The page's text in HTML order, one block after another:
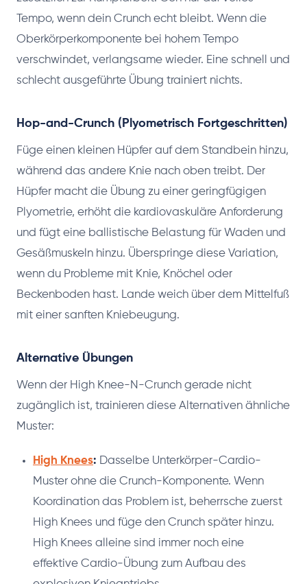
Tempo, wenn dein Crunch echt bleibt. Wenn die
Oberkörperkomponente bei hohem Tempo
verschwindet, verlangsame wieder. Eine schnell und
schlecht ausgeführte Übung trainiert nichts.
Hop-and-Crunch (Plyometrisch Fortgeschritten)
Füge einen kleinen Hüpfer auf dem Standbein hinzu,
während das andere Knie nach oben treibt. Der
Hüpfer macht die Übung zu einer geringfügigen
Plyometrie, erhöht die kardiovaskuläre Anforderung
und fügt eine ballistische Belastung für Waden und
Gesäßmuskeln hinzu. Überspringe diese Variation,
wenn du Probleme mit Knie, Knöchel oder
Beckenboden hast. Lande weich über dem Mittelfuß
mit einer sanften Kniebeugung.
Alternative Übungen
Wenn der High Knee-N-Crunch gerade nicht
zugänglich ist, trainieren diese Alternativen ähnliche
Muster:
High Knees: Dasselbe Unterkörper-Cardio-
Muster ohne die Crunch-Komponente. Wenn
Koordination das Problem ist, beherrsche zuerst
High Knees und füge den Crunch später hinzu.
High Knees alleine sind immer noch eine
effektive Cardio-Übung zum Aufbau des